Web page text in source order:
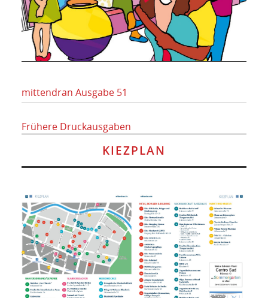
mittendran Ausgabe 51
Frühere Druckausgaben
KIEZPLAN